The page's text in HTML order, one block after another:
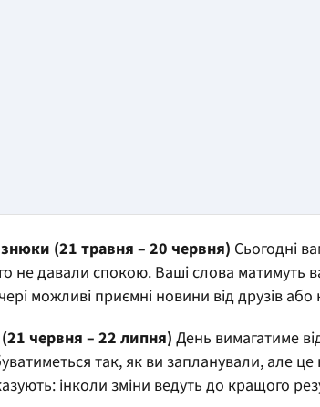
(21 травня – 20 червня) Сьогодні
не давали спокою. Ваші слова матимуть
можливі приємні новини від друзів або
червня – 22 липня) День вимагатиме
так, як ви запланували, але це
інколи зміни ведуть до кращого